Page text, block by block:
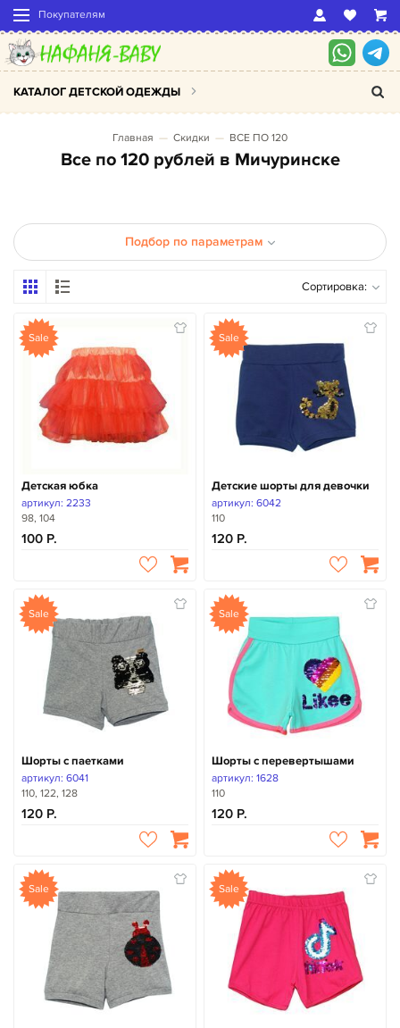
Покупателям
КАТАЛОГ ДЕТСКОЙ ОДЕЖДЫ
Главная Скидки ВСЕ ПО 120
Все по 120 рублей в Мичуринске
Подбор по параметрам
Сортировка:
Sale
Детская юбка
артикул: 2233
98, 104
100
Sale
Детские шорты для девочки
артикул: 6042
110
120
Sale
Шорты с паетками
артикул: 6041
110, 122, 128
120
Sale
Шорты с перевертышами
артикул: 1628
110
120
Sale Sale